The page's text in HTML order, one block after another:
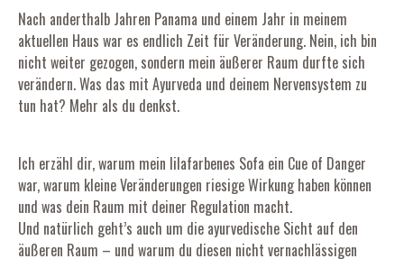
Nach anderthalb Jahren Panama und einem Jahr in meinem
aktuellen Haus war es endlich Zeit für Veränderung. Nein, ich bin
nicht weiter gezogen, sondern mein äußerer Raum durfte sich
verändern. Was das mit Ayurveda und deinem Nervensystem zu
tun hat? Mehr als du denkst.
Ich erzähl dir, warum mein lilafarbenes Sofa ein Cue of Danger
war, warum kleine Veränderungen riesige Wirkung haben können
und was dein Raum mit deiner Regulation macht.
Und natürlich geht’s auch um die ayurvedische Sicht auf den
äußeren Raum – und warum du diesen nicht vernachlässigen